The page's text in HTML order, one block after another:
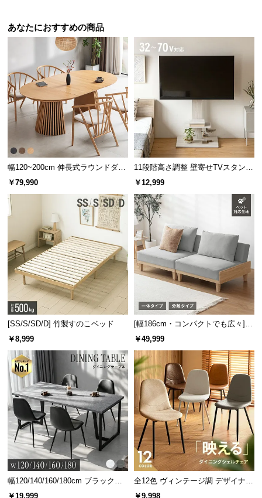
い
会
員
規
約
い
て
サ
ポ
ー
お
ら
せ
ブ
グ
企
業
あなたにおすすめの商品
幅120~200cm 伸長式ラウンドダイ
ニングテーブル 6人掛け 天然木突
板 美しい格子デザイン
￥79,990
11段階高さ調整 壁寄せTVスタンド
キャスター付き 上下左右角度調節
￥12,999
[SS/S/SD/D] 竹製すのこベッド
￥8,999
[幅186cm・コンパクトでも広々] 3
人掛けソファベッド リクライニン
￥49,999
幅120/140/160/180cm ブラックフ
レーム ダイニング 大理石調 4人掛
￥19,999
全12色 ヴィンテージ調 デザイナー
ズシェルチェア
￥9,998